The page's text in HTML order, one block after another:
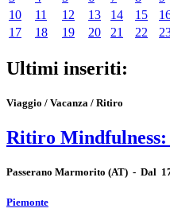
10
11 12 13 14 15
17
18 19 20 21 22
Ultimi inseriti:
Viaggio / Vacanza / Ritiro
Ritiro Mindfulness:
Passerano Marmorito (AT) - Dal
Piemonte